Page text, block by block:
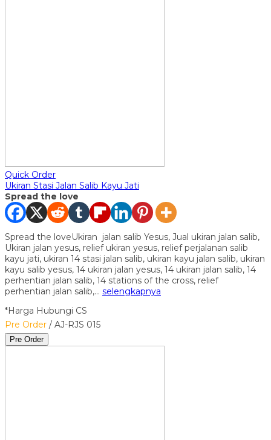
Quick Order
Ukiran Stasi Jalan Salib Kayu Jati
Spread the love
Spread the loveUkiran jalan salib Yesus, Jual ukiran jalan salib,
Ukiran jalan yesus, relief ukiran yesus, relief perjalanan salib
kayu jati, ukiran 14 stasi jalan salib, ukiran kayu jalan salib, ukiran
kayu salib yesus, 14 ukiran jalan yesus, 14 ukiran jalan salib, 14
perhentian jalan salib, 14 stations of the cross, relief
perhentian jalan salib,… selengkapnya
*Harga Hubungi CS
Pre Order / AJ-RJS 015
Pre Order